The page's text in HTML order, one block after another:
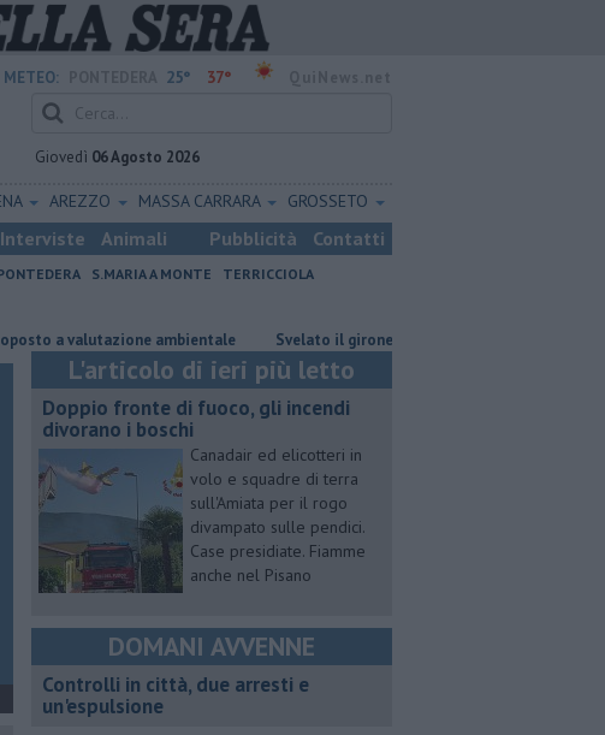
METEO: 25° 37°
Giovedì 06 Agosto 2026
AREZZO MASSA CARRARA GROSSETO
Interviste Animali Pubblicità Contatti
S.MARIA A MONTE
TERRICCIOLA
ambientale Svelato il girone del Pontedera
L'articolo di ieri più letto
Doppio fronte di fuoco, gli incendi
divorano i boschi
Canadair ed elicotteri in
volo e squadre di terra
sull'Amiata per il rogo
divampato sulle pendici.
Case presidiate. Fiamme
anche nel Pisano
DOMANI AVVENNE
Controlli in città, due arresti e
un'espulsione